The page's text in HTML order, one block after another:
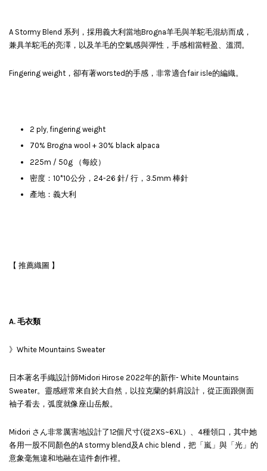
A Stormy Blend 系列，採用義大利當地Brogna羊毛與羊駝毛混紡而成，
兼具羊駝毛的亮澤，以及羊毛的空氣感與彈性，手感相當輕盈、溫潤。
Fingering weight，卻有著worsted的手感，非常適合fair isle的編織。
2 ply, fingering weight
70% Brogna wool + 30% black alpaca
225m / 50g （每絞）
密度：10*10公分，24-26 針/ 行，3.5mm 棒針
產地：義大利
【 推薦織圖 】
A. 毛衣類
》White Mountains Sweater
日本著名手織設計師Midori Hirose 2022年的新作- White Mountains
Sweater。靈感經常來自於大自然，以拉克蘭的斜肩設計，從正面跟側面
袖子看去，弧度就像座山岳般。
Midori さん非常厲害地設計了12個尺寸(從2XS~6XL）、4種領口，其中她
各用一股不同顏色的A stormy blend及A chic blend，把「嵐」與「光」的
意象毫無違和地融在這件創作裡。